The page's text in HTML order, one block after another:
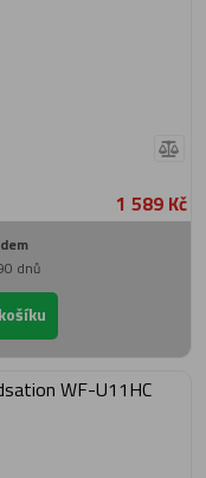
1 589 Kč
dnů
WF-U11HC